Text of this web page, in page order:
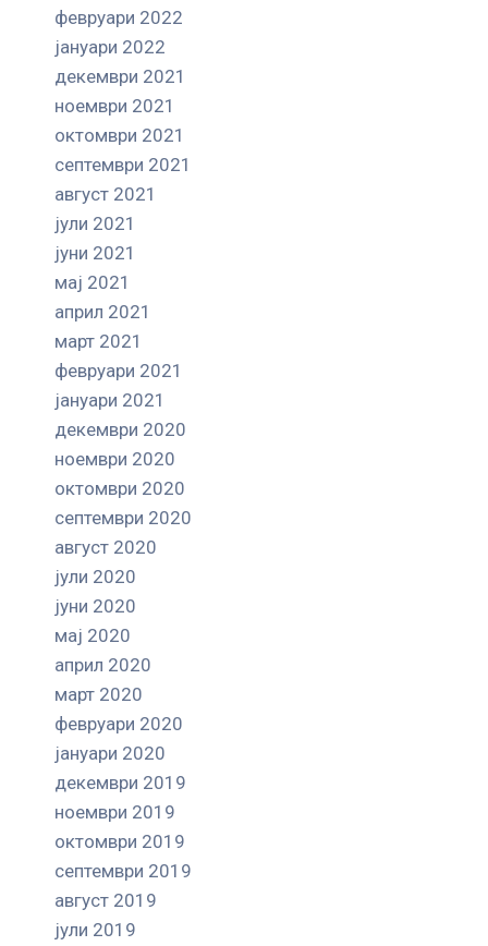
февруари 2022
јануари 2022
декември 2021
ноември 2021
октомври 2021
септември 2021
август 2021
јули 2021
јуни 2021
мај 2021
април 2021
март 2021
февруари 2021
јануари 2021
декември 2020
ноември 2020
октомври 2020
септември 2020
август 2020
јули 2020
јуни 2020
мај 2020
април 2020
март 2020
февруари 2020
јануари 2020
декември 2019
ноември 2019
октомври 2019
септември 2019
август 2019
јули 2019